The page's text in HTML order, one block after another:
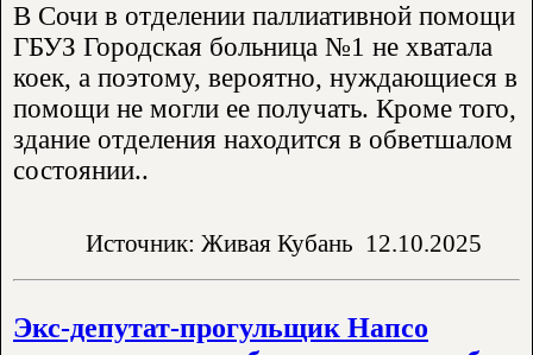
В Сочи в отделении паллиативной помощи
ГБУЗ Городская больница №1 не хватала
коек, а поэтому, вероятно, нуждающиеся в
помощи не могли ее получать. Кроме того,
здание отделения находится в обветшалом
состоянии..
Источник: Живая Кубань 12.10.2025
Экс-депутат-прогульщик Напсо